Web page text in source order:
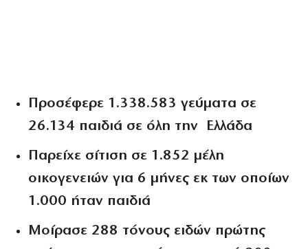
Προσέφερε 1.338.583 γεύματα σε
26.134 παιδιά σε όλη την Ελλάδα
Παρείχε σίτιση σε 1.852 μέλη
οικογενειών για 6 μήνες εκ των οποίων
1.000 ήταν παιδιά
Μοίρασε 288 τόνους ειδών πρώτης